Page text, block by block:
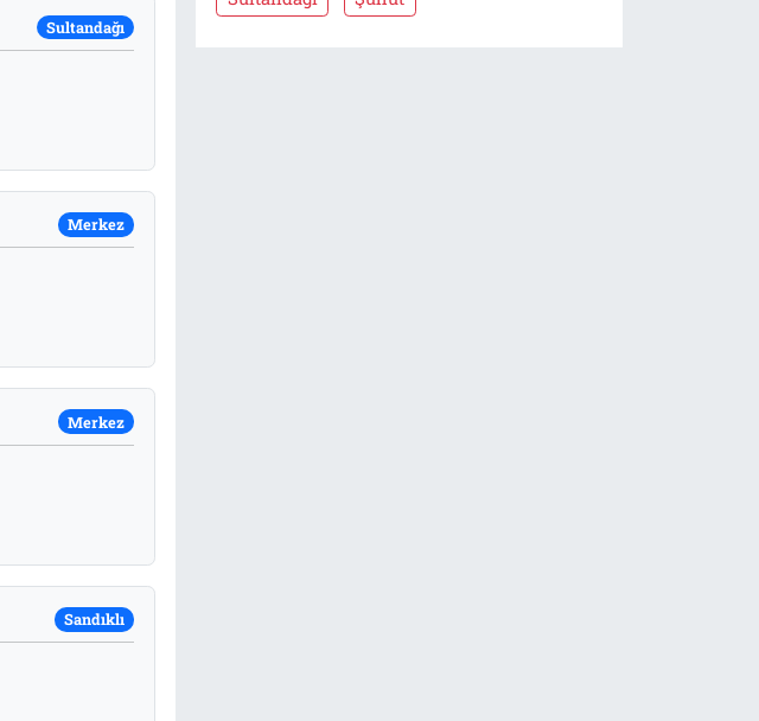
Sultandağı
Merkez
Merkez
Sandıklı